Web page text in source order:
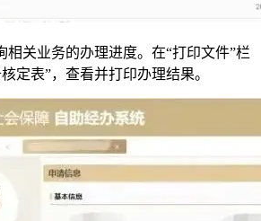
相关业务的办理进度。在“打印文件”栏
定表”，查看并打印办理结果。